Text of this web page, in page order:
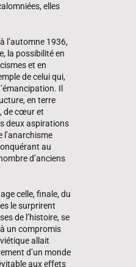
elles
l’automne 1936,
la possibilité en
et en
de celui qui,
Il
en terre
de cœur et
deux aspirations
l’anarchisme
au
d’anciens
celle, finale, du
le surprirent
de l’histoire, se
un compromis
allait
d’un monde
aux effets